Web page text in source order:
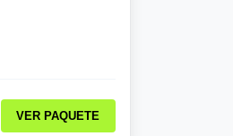
VER PAQUETE